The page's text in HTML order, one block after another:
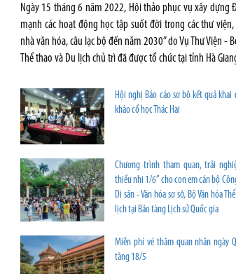
Ngày 15 tháng 6 năm 2022, Hội thảo phục vụ xây dựng
mạnh các hoạt động học tập suốt đời trong các thư
nhà văn hóa, câu lạc bộ đến năm 2030” do Vụ Thư Viện -
Thể thao và Du lịch chủ trì đã được tổ chức tại tỉnh Hà
Hội nghị Báo cáo sơ bộ kết quả
khảo cổ học Thác Hai
Chương trình tham quan, trải
thiếu nhi 1/6” cho con em cán bộ
Di sản - Văn hóa sơ sở, Bộ Văn hóa
lịch tại Bảo tàng Lịch sử Quốc gia
Miễn phí vé thăm quan nhân ngày
tàng 18/5